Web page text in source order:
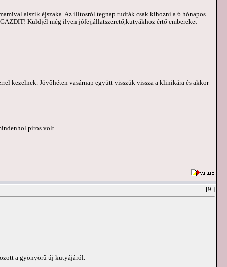
alszik éjszaka. Az illtosról tegnap tudták csak kihozni a 6 hónapos
Küldjél még ilyen jófej,állatszerető,kutyákhoz értő embereket
kezelnek. Jövőhéten vasárnap együtt visszük vissza a klinikára és akkor
piros volt.
[9.]
a gyönyörű új kutyájáról.